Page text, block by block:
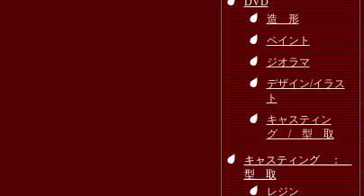
造 形
ペイント
ジオラマ
デザイン/イラス
ト
キャスティン
グ / 型 取
キャスティング ：
型 取
レジン